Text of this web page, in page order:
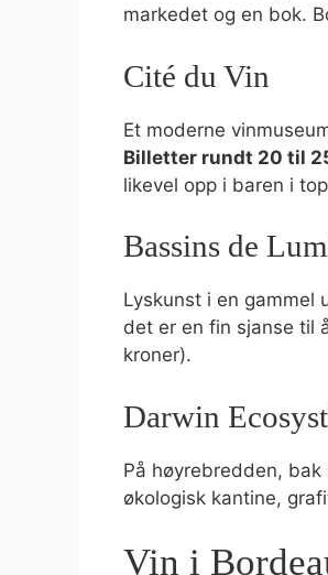
markedet og en bok.
Cité du Vin
Et moderne
Billetter rundt 20 til
likevel opp i baren i
Bassins de
Lyskunst i en gammel
det er en fin sjanse til
kroner).
Darwin
På høyrebredden,
økologisk kantine,
Vin i